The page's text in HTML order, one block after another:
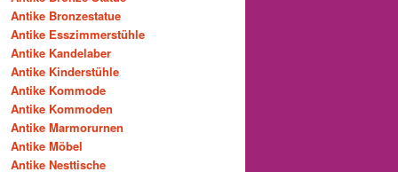
Antike Bronzestatue
Antike Esszimmerstühle
Antike Kandelaber
Antike Kinderstühle
Antike Kommode
Antike Kommoden
Antike Marmorurnen
Antike Möbel
Antike Nesttische